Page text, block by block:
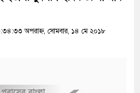
অপরাহ্ন, সোমবার, ১৪ মে ২০১৮